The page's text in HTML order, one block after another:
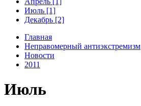
Июль [1]
Декабрь [2]
Главная
Неправомерный антиэкстремизм
Новости
2011
Июль